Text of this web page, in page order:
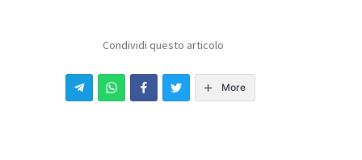
Condividi questo articolo
More